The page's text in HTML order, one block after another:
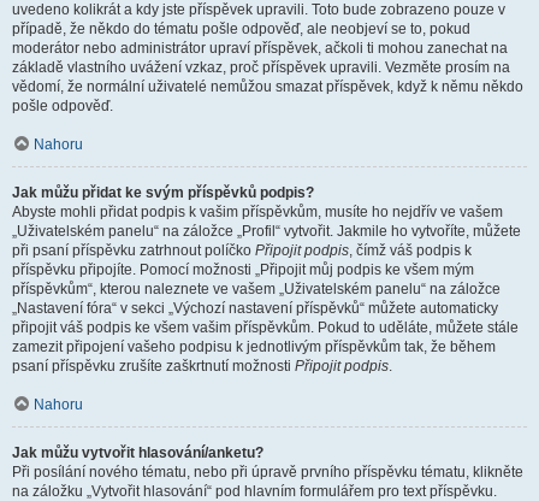
uvedeno kolikrát a kdy jste příspěvek upravili. Toto bude zobrazeno pouze v
případě, že někdo do tématu pošle odpověď, ale neobjeví se to, pokud
moderátor nebo administrátor upraví příspěvek, ačkoli ti mohou zanechat na
základě vlastního uvážení vzkaz, proč příspěvek upravili. Vezměte prosím na
vědomí, že normální uživatelé nemůžou smazat příspěvek, když k němu někdo
pošle odpověď.
Nahoru
Jak můžu přidat ke svým příspěvků podpis?
Abyste mohli přidat podpis k vašim příspěvkům, musíte ho nejdřív ve vašem
„Uživatelském panelu“ na záložce „Profil“ vytvořit. Jakmile ho vytvoříte, můžete
při psaní příspěvku zatrhnout políčko Připojit podpis, čímž váš podpis k
příspěvku připojíte. Pomocí možnosti „Připojit můj podpis ke všem mým
příspěvkům“, kterou naleznete ve vašem „Uživatelském panelu“ na záložce
„Nastavení fóra“ v sekci „Výchozí nastavení příspěvků“ můžete automaticky
připojit váš podpis ke všem vašim příspěvkům. Pokud to uděláte, můžete stále
zamezit připojení vašeho podpisu k jednotlivým příspěvkům tak, že během
psaní příspěvku zrušíte zaškrtnutí možnosti Připojit podpis.
Nahoru
Jak můžu vytvořit hlasování/anketu?
Při posílání nového tématu, nebo při úpravě prvního příspěvku tématu, klikněte
na záložku „Vytvořit hlasování“ pod hlavním formulářem pro text příspěvku.